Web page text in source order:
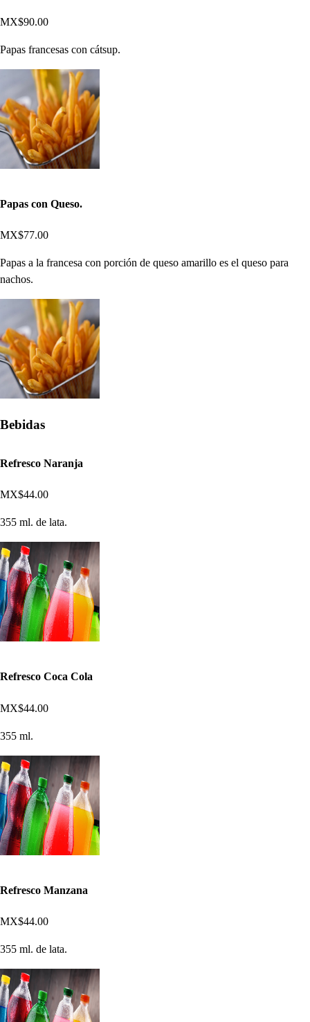
MX$90.00
Papas francesas con cátsup.
Papas con Queso.
MX$77.00
Papas a la francesa con porción de queso amarillo es el queso para
nachos.
Bebidas
Refresco Naranja
MX$44.00
355 ml. de lata.
Refresco Coca Cola
MX$44.00
355 ml.
Refresco Manzana
MX$44.00
355 ml. de lata.